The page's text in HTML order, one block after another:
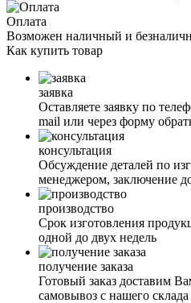
Оплата
Возможен наличный и
Как купить товар
заявка
Оставляете заявку по
mail или через форму
консультация
Обсуждение деталей по
менеджером, заключение
производство
Срок изготовления
одной до двух недель
получение заказа
Готовый заказ доставим
самовывоз с нашего склада